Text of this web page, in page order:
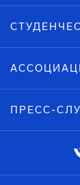
ПРЕСС-